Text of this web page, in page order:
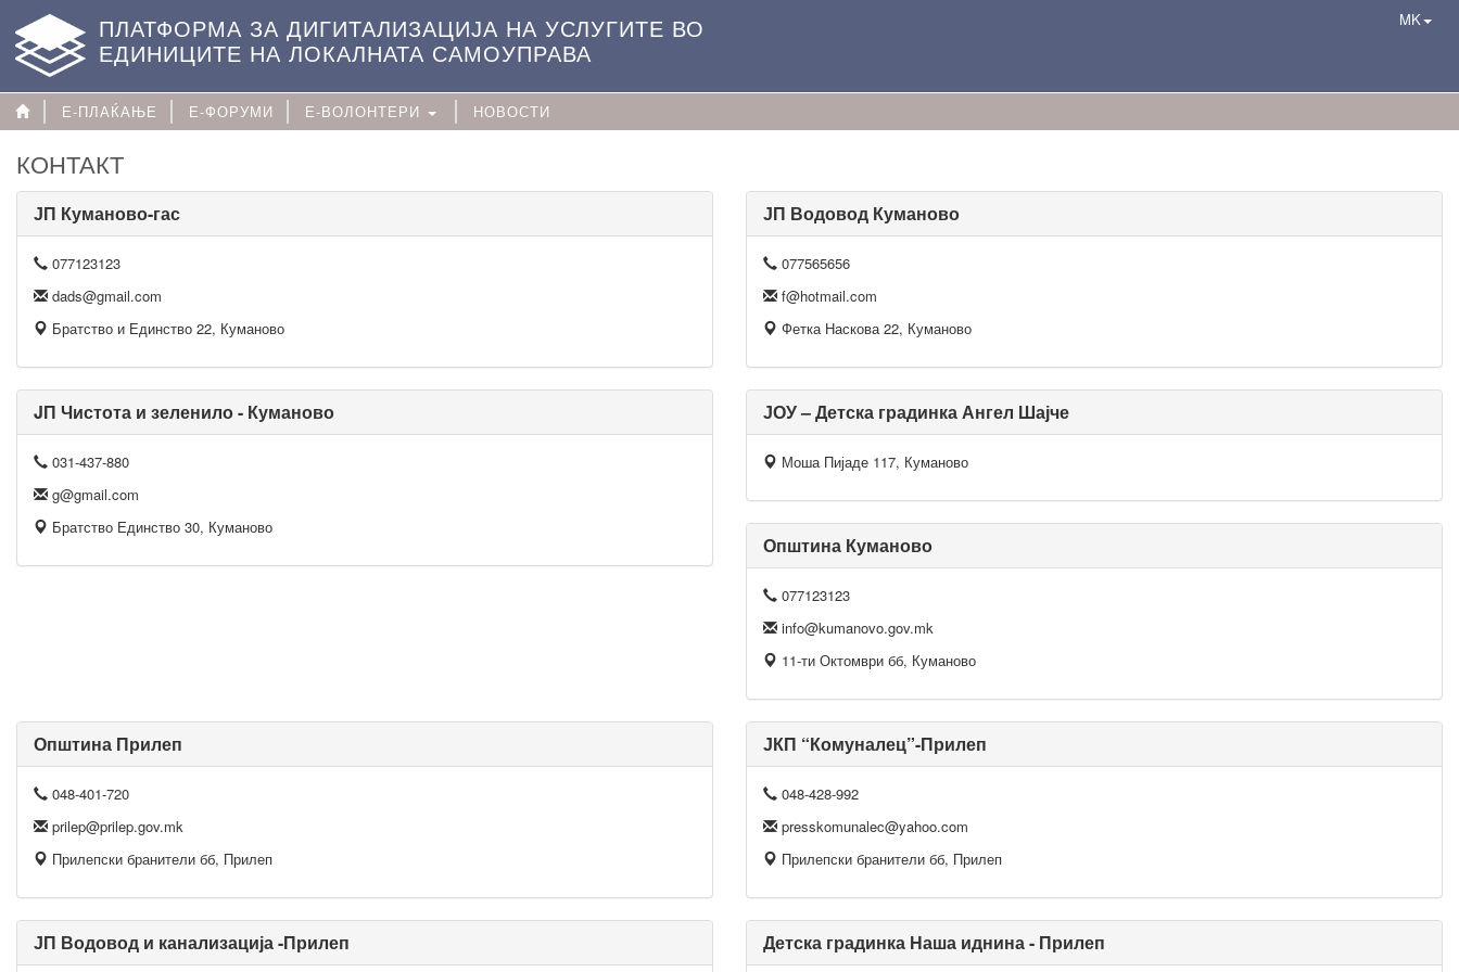
ПЛАТФОРМА ЗА ДИГИТАЛИЗАЦИЈА НА УСЛУГИТЕ ВО
ЕДИНИЦИТЕ НА ЛОКАЛНАТА САМОУПРАВА
MK
Е-ПЛАЌАЊЕ Е-ФОРУМИ Е-ВОЛОНТЕРИ НОВОСТИ
КОНТАКТ
ЈП Куманово-гас
077123123
dads@gmail.com
Братство и Единство 22, Куманово
ЈП Водовод Куманово
077565656
f@hotmail.com
Фетка Наскова 22, Куманово
JП Чистота и зеленило - Куманово
031-437-880
g@gmail.com
Братство Единство 30, Куманово
ЈОУ – Детска градинка Ангел Шајче
Моша Пијаде 117, Куманово
Општина Куманово
077123123
info@kumanovo.gov.mk
11-ти Октомври бб, Куманово
Општина Прилеп
048-401-720
prilep@prilep.gov.mk
Прилепски бранители бб, Прилеп
ЈКП “Комуналец”-Прилеп
048-428-992
presskomunalec@yahoo.com
Прилепски бранители бб, Прилеп
ЈП Водовод и канализација -Прилеп Детска градинка Наша иднина - Прилеп